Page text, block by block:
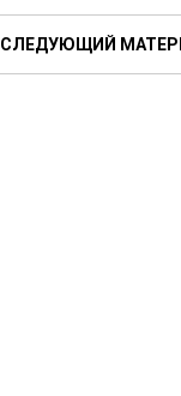
СЛЕДУЮЩИЙ